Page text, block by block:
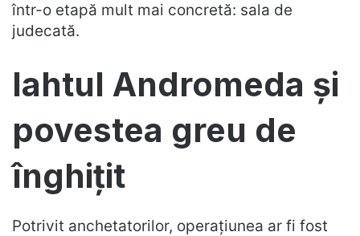
într-o etapă mult mai concretă: sala de
judecată.
Iahtul Andromeda și
povestea greu de
înghițit
Potrivit anchetatorilor, operațiunea ar fi fost